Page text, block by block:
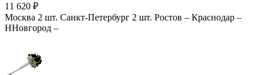
11 620 ₽
Москва 2 шт. Санкт-Петербург 2 шт. Ростов – Краснодар –
ННовгород –